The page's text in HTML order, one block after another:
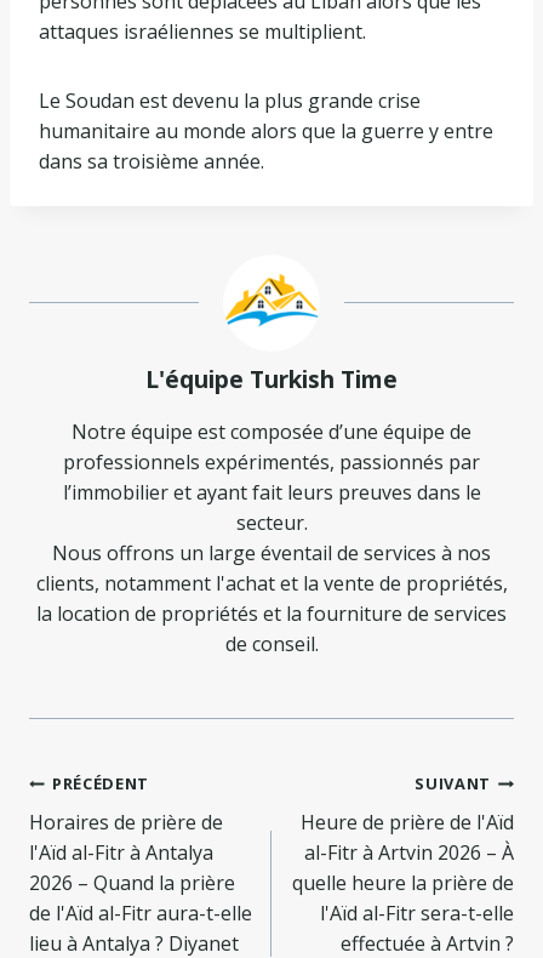
attaques israéliennes se multiplient.
Le Soudan est devenu la plus grande crise
humanitaire au monde alors que la guerre y entre
dans sa troisième année.
L'équipe Turkish Time
Notre équipe est composée d’une équipe de
professionnels expérimentés, passionnés par
l’immobilier et ayant fait leurs preuves dans le
secteur.
Nous offrons un large éventail de services à nos
clients, notamment l'achat et la vente de propriétés,
la location de propriétés et la fourniture de services
de conseil.
Navigation
de
l’article
PRÉCÉDENT
Horaires de prière de
l'Aïd al-Fitr à Antalya
2026 – Quand la prière
de l'Aïd al-Fitr aura-t-elle
lieu à Antalya ? Diyanet
SUIVANT
Heure de prière de l'Aïd
al-Fitr à Artvin 2026 – À
quelle heure la prière de
l'Aïd al-Fitr sera-t-elle
effectuée à Artvin ?